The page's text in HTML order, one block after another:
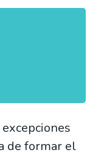
de formar el